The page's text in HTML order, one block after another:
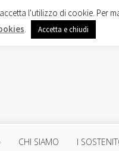
CHI SIAMO I
l'utilizzo di cookie. Per
. Accetta e chiudi